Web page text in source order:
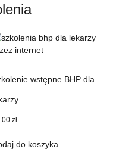
wstępne BHP dla
zł
do koszyka